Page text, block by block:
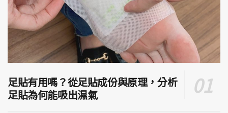
足貼有用嗎？從足貼成份與原理，分析
足貼為何能吸出濕氣